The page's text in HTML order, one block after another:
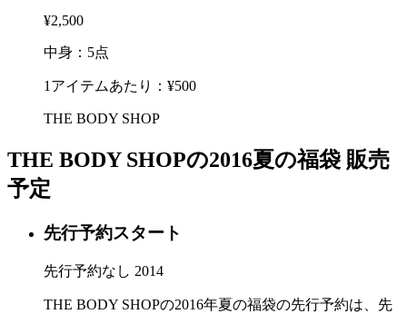
¥2,500
中身：5点
1アイテムあたり：¥500
THE BODY SHOP
THE BODY SHOPの2016夏の福袋 販売
予定
先行予約スタート
先行予約なし 2014
THE BODY SHOPの2016年夏の福袋の先行予約は、先